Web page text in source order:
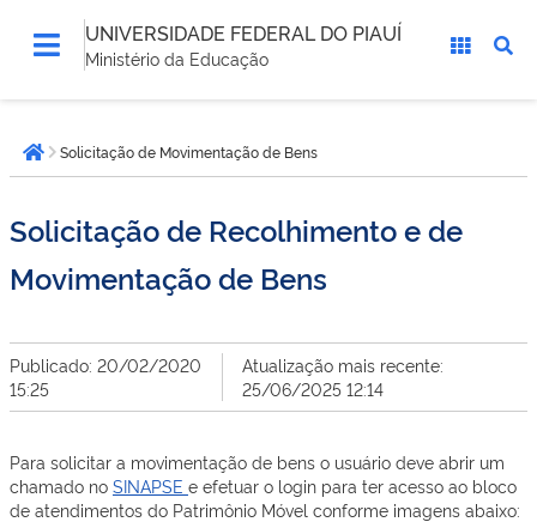
UNIVERSIDADE FEDERAL DO PIAUÍ
Ministério da Educação
está
aqui:Página inicial
Solicitação de Movimentação de Bens
Solicitação de Recolhimento e de
Movimentação de Bens
Publicado: 20/02/2020
15:25
Atualização mais recente:
25/06/2025 12:14
Para solicitar a movimentação de bens o usuário deve abrir um
chamado no SINAPSE e efetuar o login para ter acesso ao bloco
de atendimentos do Patrimônio Móvel conforme imagens abaixo: